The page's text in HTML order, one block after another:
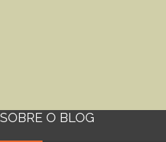
SOBRE O BLOG